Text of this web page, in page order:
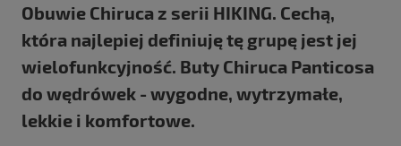
Obuwie Chiruca z serii HIKING. Cechą,
która najlepiej definiuję tę grupę jest jej
wielofunkcyjność. Buty Chiruca Panticosa
do wędrówek - wygodne, wytrzymałe,
lekkie i komfortowe.